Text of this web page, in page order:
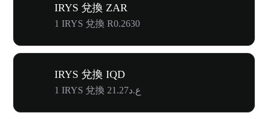
IRYS 兌換 ZAR
1 IRYS 兌換 R0.2630
IRYS 兌換 IQD
1 IRYS 兌換 ع.د21.27